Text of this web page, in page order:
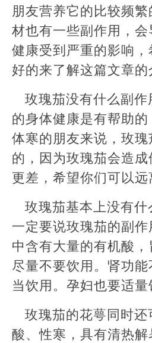
朋友营养它的比较频
材也有一些副作用，
健康受到严重的影响
好的来了解这篇文章的
玫瑰茄没有什么副
的身体健康是有帮助
体寒的朋友来说，玫
的，因为玫瑰茄会造
更差，希望你们可以远
玫瑰茄基本上没有
一定要说玫瑰茄的副
中含有大量的有机酸，
尽量不要饮用。肾功
当饮用。孕妇也要适量
玫瑰茄的花萼同时
酸、性寒，具有清热解